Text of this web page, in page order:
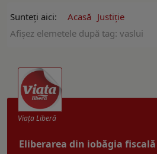
Sunteți aici: Acasă Justiție
Afişez elemetele după tag: vaslui
Viaţa Liberă
Eliberarea din iobăgia fiscală